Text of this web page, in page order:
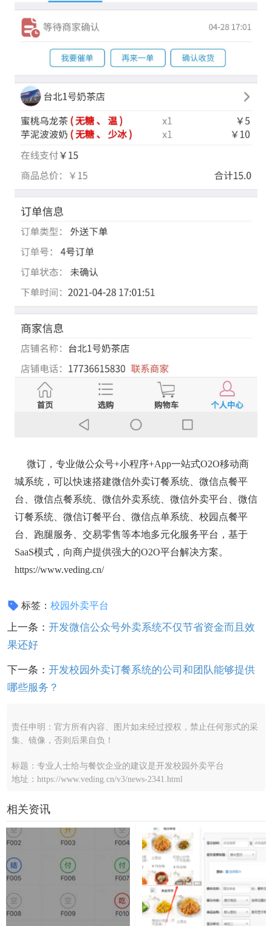
微订，专业做公众号+小程序+App一站式O2O移动商
城系统，可以快速搭建微信外卖订餐系统、微信点餐平
台、微信点餐系统、微信外卖系统、微信外卖平台、微信
订餐系统、微信订餐平台、微信点单系统、校园点餐平
台、跑腿服务、交易零售等本地多元化服务平台，基于
SaaS模式，向商户提供强大的O2O平台解决方案。
https://www.veding.cn/
标签：校园外卖平台
上一条： 开发微信公众号外卖系统不仅节省资金而且效
果还好
下一条： 开发校园外卖订餐系统的公司和团队能够提供
哪些服务？
责任申明：官方所有内容、图片如未经过授权，禁止任何形式的采
集、镜像，否则后果自负！
标题：专业人士给与餐饮企业的建议是开发校园外卖平台
地址：https://www.veding.cn/v3/news-2341.html
相关资讯